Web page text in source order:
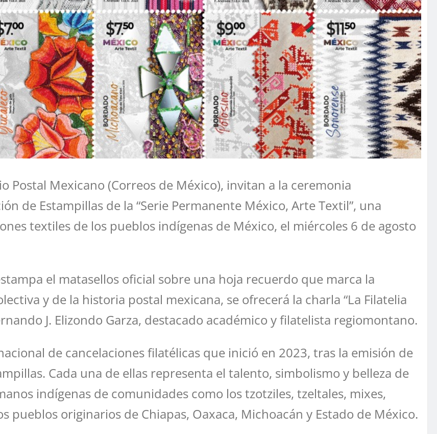
Postal Mexicano (Correos de México), invitan a la ceremonia
de Estampillas de la “Serie Permanente México, Arte Textil”, una
textiles de los pueblos indígenas de México, el miércoles 6 de agosto
el matasellos oficial sobre una hoja recuerdo que marca la
y de la historia postal mexicana, se ofrecerá la charla “La Filatelia
J. Elizondo Garza, destacado académico y filatelista regiomontano.
de cancelaciones filatélicas que inició en 2023, tras la emisión de
Cada una de ellas representa el talento, simbolismo y belleza de
indígenas de comunidades como los tzotziles, tzeltales, mixes,
pueblos originarios de Chiapas, Oaxaca, Michoacán y Estado de México.